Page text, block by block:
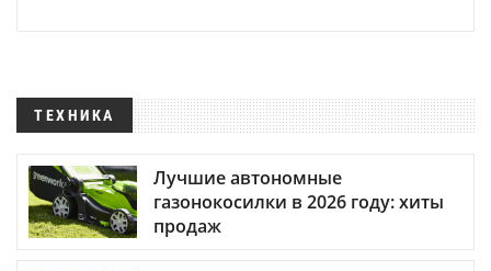
ТЕХНИКА
Лучшие автономные
газонокосилки в 2026 году: хиты
продаж